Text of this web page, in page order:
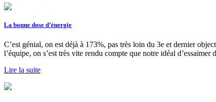
La bonne dose d’énergie
C’est génial, on est déjà à 173%, pas très loin du 3e et dernier
l’équipe, on s’est très vite rendu compte que notre idéal
Lire la suite